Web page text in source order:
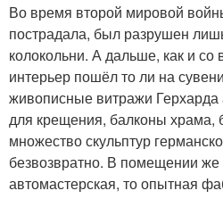
Во время второй мировой
пострадала, был разрушен
колокольни. А дальше, как и со
интерьер пошёл то ли на
живописные витражи Герхарда
для крещения, балконы
множество скульптур
безвозвратно. В помещении
автомастерская, то опытная